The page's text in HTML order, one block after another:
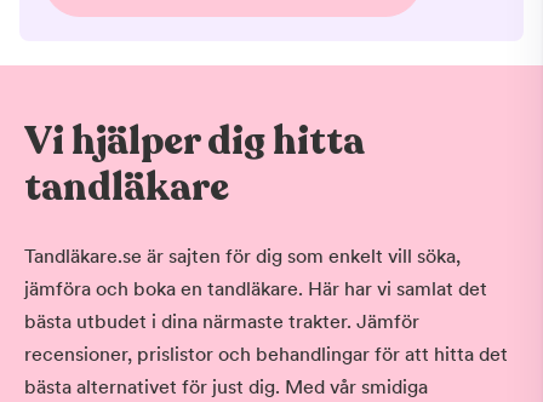
Vi hjälper dig hitta
tandläkare
Tandläkare.se är sajten för dig som enkelt vill söka,
jämföra och boka en tandläkare. Här har vi samlat det
bästa utbudet i dina närmaste trakter. Jämför
recensioner, prislistor och behandlingar för att hitta det
bästa alternativet för just dig. Med vår smidiga